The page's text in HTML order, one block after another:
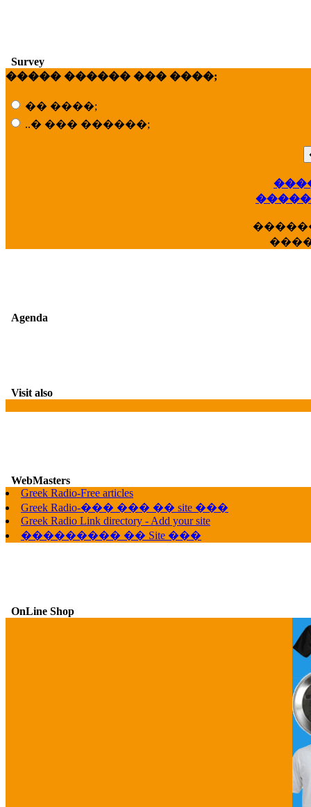
Survey
����� ������ ��� ����;
�� ����;
..� ��� ������;
Agenda
Visit also
WebMasters
Greek Radio-Free articles
Greek Radio-��� ��� �� site ���
Greek Radio Link directory - Add your site
��������� �� Site ���
OnLine Shop